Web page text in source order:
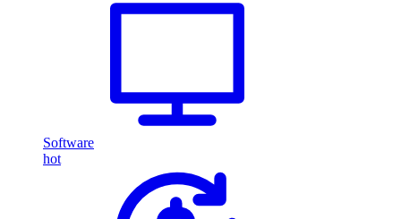
Software
hot